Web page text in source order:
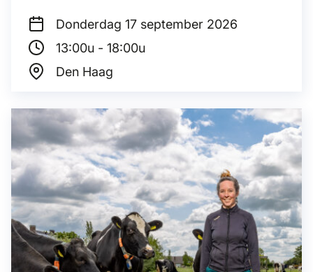
Donderdag 17 september 2026
13:00u - 18:00u
Den Haag